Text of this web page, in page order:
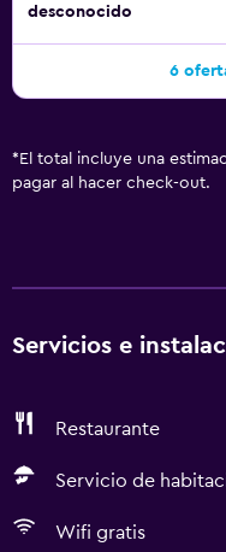
desconocido
6
* El total incluye una
pagar al hacer check-out.
Servicios e
Restaurante
Servicio de
Wifi gratis